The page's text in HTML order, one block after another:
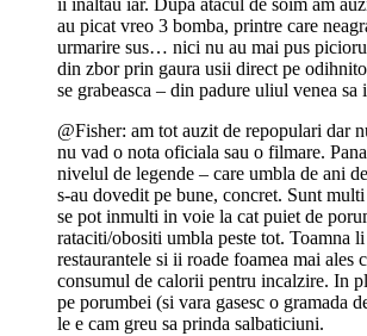
ii inaltau iar. Dupa atacul de soim am
au picat vreo 3 bomba, printre care
urmarire sus… nici nu au mai pus
din zbor prin gaura usii direct pe
se grabeasca – din padure uliul venea sa
@Fisher: am tot auzit de repopulari dar
nu vad o nota oficiala sau o filmare.
nivelul de legende – care umbla de ani
s-au dovedit pe bune, concret. Sunt
se pot inmulti in voie la cat puiet de
rataciti/obositi umbla peste tot. Toamna
restaurantele si ii roade foamea mai ales
consumul de calorii pentru incalzire. In
pe porumbei (si vara gasesc o gramada
le e cam greu sa prinda salbaticiuni.